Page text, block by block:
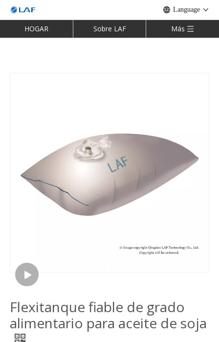
Language
HOGAR Sobre LAF Más
Flexitanque fiable de grado
alimentario para aceite de soja